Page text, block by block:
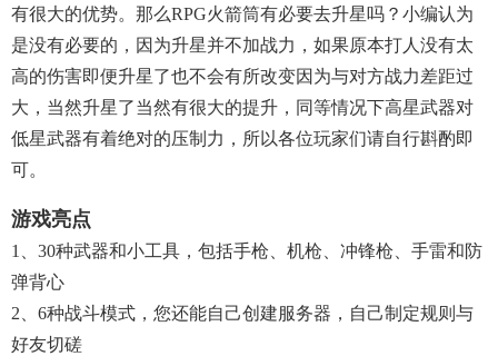
有很大的优势。那么RPG火箭筒有必要去升星吗？小编认为
是没有必要的，因为升星并不加战力，如果原本打人没有太
高的伤害即便升星了也不会有所改变因为与对方战力差距过
大，当然升星了当然有很大的提升，同等情况下高星武器对
低星武器有着绝对的压制力，所以各位玩家们请自行斟酌即
可。
游戏亮点
1、30种武器和小工具，包括手枪、机枪、冲锋枪、手雷和防
弹背心
2、6种战斗模式，您还能自己创建服务器，自己制定规则与
好友切磋